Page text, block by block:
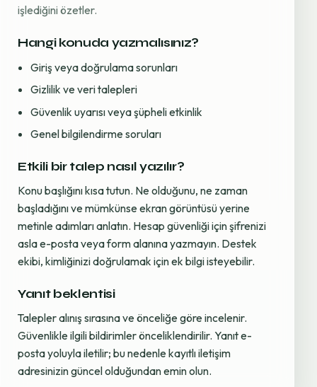
işlediğini özetler.
Hangi konuda yazmalısınız?
Giriş veya doğrulama sorunları
Gizlilik ve veri talepleri
Güvenlik uyarısı veya şüpheli etkinlik
Genel bilgilendirme soruları
Etkili bir talep nasıl yazılır?
Konu başlığını kısa tutun. Ne olduğunu, ne zaman
başladığını ve mümkünse ekran görüntüsü yerine
metinle adımları anlatın. Hesap güvenliği için şifrenizi
asla e-posta veya form alanına yazmayın. Destek
ekibi, kimliğinizi doğrulamak için ek bilgi isteyebilir.
Yanıt beklentisi
Talepler alınış sırasına ve önceliğe göre incelenir.
Güvenlikle ilgili bildirimler önceliklendirilir. Yanıt e-
posta yoluyla iletilir; bu nedenle kayıtlı iletişim
adresinizin güncel olduğundan emin olun.